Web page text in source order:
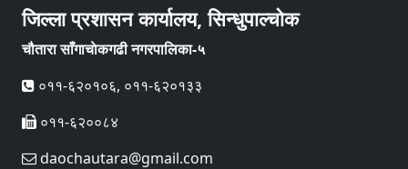
जिल्ला प्रशासन कार्यालय, सिन्धुपाल्चोक
चौतारा साँगाचाेकगढी नगरपालिका-५
०११-६२०१०६, ०११-६२०१३३
०११-६२००८४
daochautara@gmail.com